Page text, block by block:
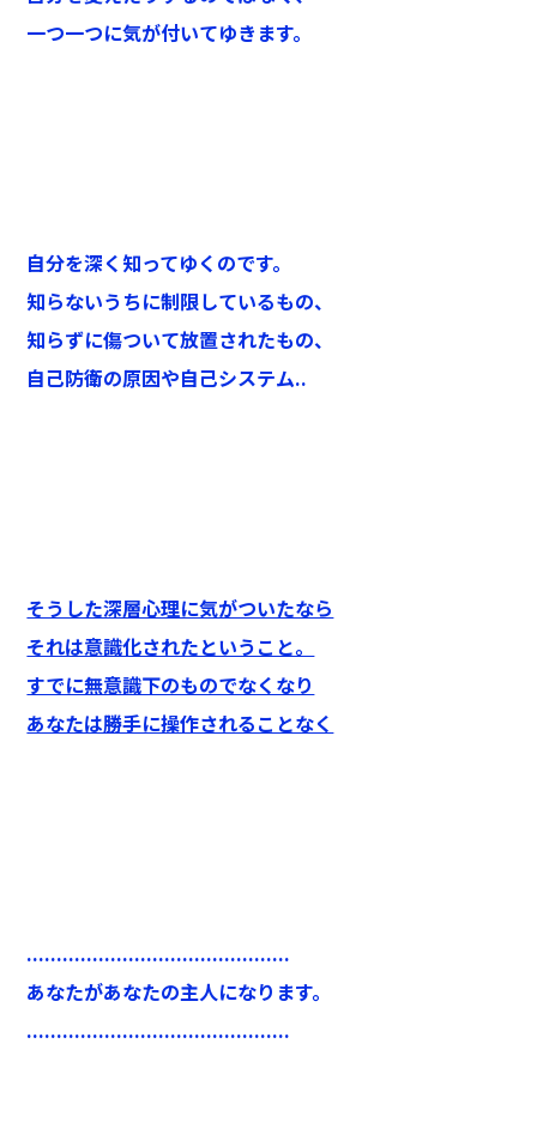
一つ一つに気が付いてゆきます。
自分を深く知ってゆくのです。
知らないうちに制限しているもの、
知らずに傷ついて放置されたもの、
自己防衛の原因や自己システム..
そうした深層心理に気がついたなら
それは意識化されたということ。
すでに無意識下のものでなくなり
あなたは勝手に操作されることなく
............................................
あなたがあなたの主人になります。
............................................